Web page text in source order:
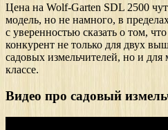
Цена на Wolf-Garten SDL 2500
модель, но не намного, в
с уверенностью сказать о том,
конкурент не только для двух
садовых измельчителей, но и
классе.
Видео про садовый